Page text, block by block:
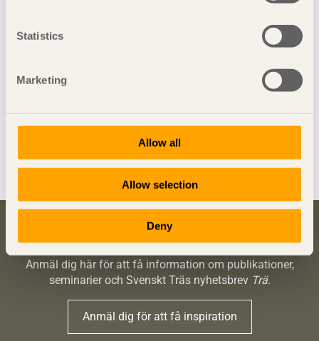
Statistics
Marketing
Allow all
Allow selection
Deny
limträ
Limträbyggande
Limträkonstruktion
Dela denna sida:
Bli inspirerad och lär dig mer om trä
Anmäl dig här för att få information om publikationer,
seminarier och Svenskt Träs nyhetsbrev Trä.
Anmäl dig för att få inspiration